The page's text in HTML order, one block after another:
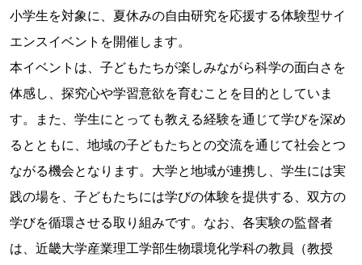
小学生を対象に、夏休みの自由研究を応援する体験型サイ
エンスイベントを開催します。
本イベントは、子どもたちが楽しみながら科学の面白さを
体感し、探究心や学習意欲を育むことを目的としていま
す。また、学生にとっても教える経験を通じて学びを深め
るとともに、地域の子どもたちとの交流を通じて社会とつ
ながる機会となります。大学と地域が連携し、学生には実
践の場を、子どもたちには学びの体験を提供する、双方の
学びを循環させる取り組みです。なお、各実験の監督者
は、近畿大学産業理工学部生物環境化学科の教員（教授